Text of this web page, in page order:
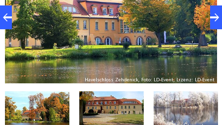
vielfältige Möglichkeiten für Erholung und
Entdeckungen. Kulinarik und Service runden das
Erlebnis harmonisch ab.
Havelschloss Zehdenick, Foto: LD-Event, Lizenz: LD-Event